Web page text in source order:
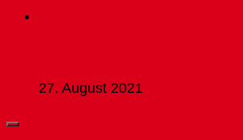
27. August 2021